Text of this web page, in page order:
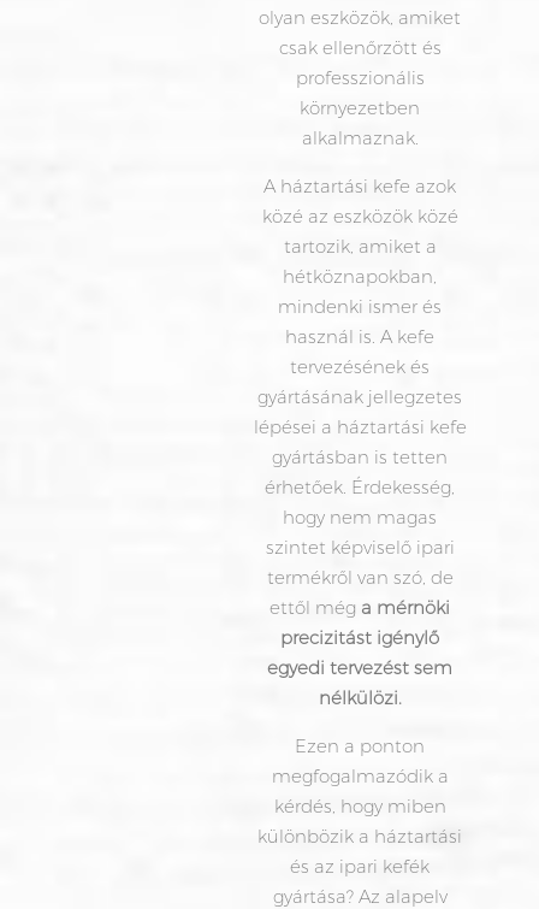
olyan eszközök, amiket
csak ellenőrzött és
professzionális
környezetben
alkalmaznak.
A háztartási kefe azok
közé az eszközök közé
tartozik, amiket a
hétköznapokban,
mindenki ismer és
használ is. A kefe
tervezésének és
gyártásának jellegzetes
lépései a háztartási kefe
gyártásban is tetten
érhetőek. Érdekesség,
hogy nem magas
szintet képviselő ipari
termékről van szó, de
ettől még a mérnöki
precizitást igénylő
egyedi tervezést sem
nélkülözi.
Ezen a ponton
megfogalmazódik a
kérdés, hogy miben
különbözik a háztartási
és az ipari kefék
gyártása? Az alapelv